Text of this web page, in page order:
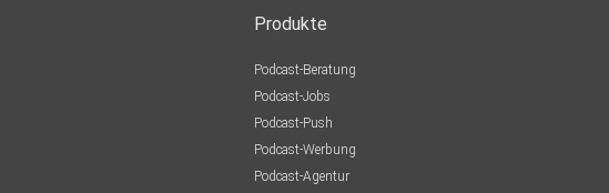
Produkte
Podcast-Beratung
Podcast-Jobs
Podcast-Push
Podcast-Werbung
Podcast-Agentur